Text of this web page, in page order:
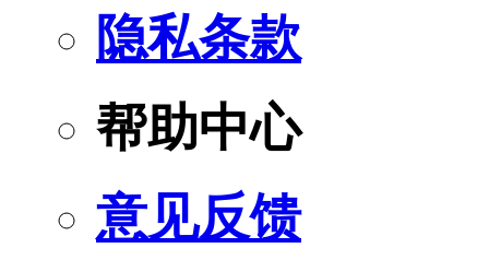
隐私条款
帮助中心
意见反馈